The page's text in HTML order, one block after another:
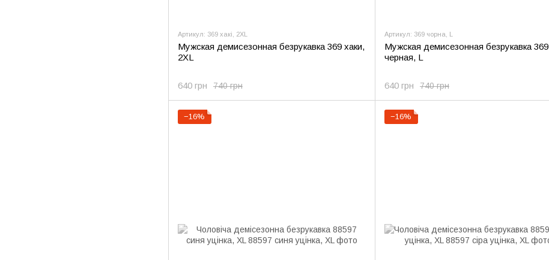
Артикул: 369 хакі, 2XL
Мужская демисезонная безрукавка 369 хаки,
2XL
740 грн
640 грн
Артикул: 369 чорна, L
Мужская демисезонная безрукавка 369
черная, L
740 грн
640 грн
−16% −16%